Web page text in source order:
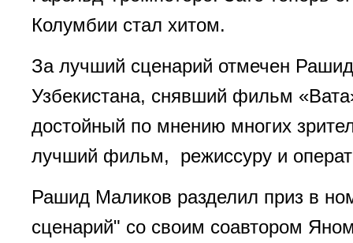
Колумбии стал хитом.
За лучший сценарий отмечен
Узбекистана, снявший фильм
достойный по мнению многих
лучший фильм, режиссуру и
Рашид Маликов разделил приз в
сценарий" со своим соавтором